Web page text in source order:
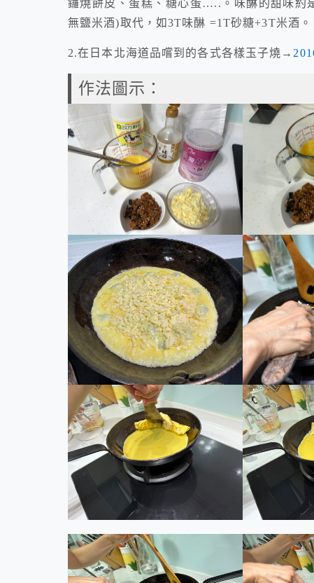
鑼燒餅皮、蛋糕、糖心蛋…..。味醂的甜味約
無鹽米酒)取代，如3T味醂 =1T砂糖+3T米酒。
2.在日本北海道品嚐到的各式各樣玉子燒→
作法圖示：